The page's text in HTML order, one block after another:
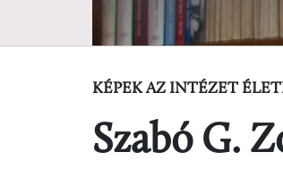
KÉPEK AZ INTÉZET
Szabó G.